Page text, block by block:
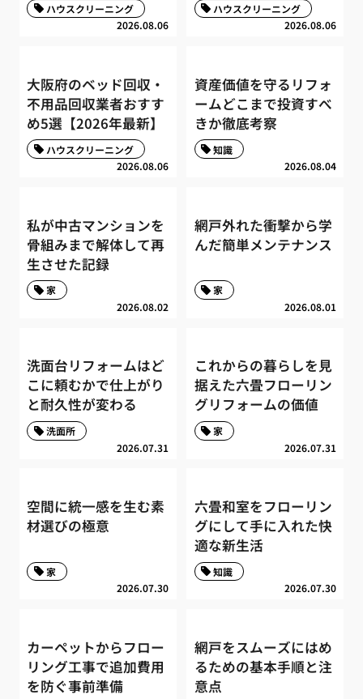
2026.08.06
ハウスクリーニング
2026.08.06
ハウスクリーニング
大阪府のベッド回収・
不用品回収業者おすす
め5選【2026年最新】
2026.08.06
ハウスクリーニング
資産価値を守るリフォ
ームどこまで投資すべ
きか徹底考察
2026.08.04
知識
私が中古マンションを
骨組みまで解体して再
生させた記録
2026.08.02
家
網戸外れた衝撃から学
んだ簡単メンテナンス
2026.08.01
家
洗面台リフォームはど
こに頼むかで仕上がり
と耐久性が変わる
2026.07.31
洗面所
これからの暮らしを見
据えた六畳フローリン
グリフォームの価値
2026.07.31
家
空間に統一感を生む素
材選びの極意
2026.07.30
家
六畳和室をフローリン
グにして手に入れた快
適な新生活
2026.07.30
知識
カーペットからフロー
リング工事で追加費用
を防ぐ事前準備
網戸をスムーズにはめ
るための基本手順と注
意点